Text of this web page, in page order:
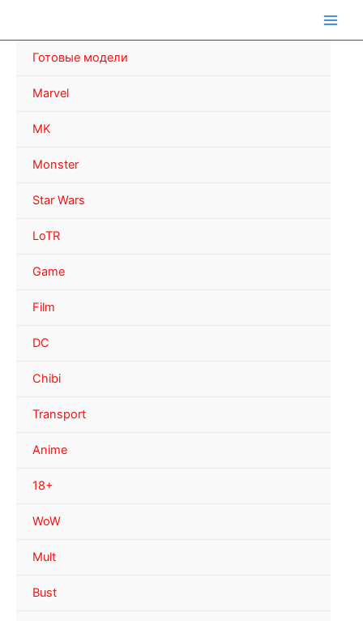
Готовые модели
Marvel
MK
Monster
Star Wars
LoTR
Game
Film
DC
Chibi
Transport
Anime
18+
WoW
Mult
Bust